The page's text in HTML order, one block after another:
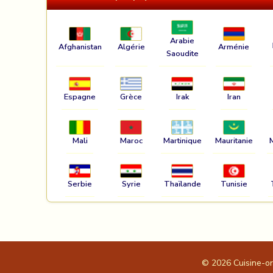
Afghanistan Algérie
Arabie
Saoudite
Arménie
Espagne Grèce Irak Iran
Mali Maroc Martinique Mauritanie
Serbie Syrie Thaïlande Tunisie
© 2026 Cuisine-